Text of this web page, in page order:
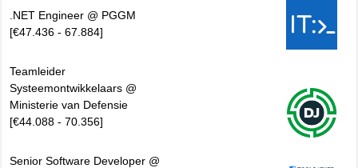
.NET Engineer @ PGGM
[€47.436 - 67.884]
Teamleider
Systeemontwikkelaars @
Ministerie van Defensie
[€44.088 - 70.356]
Senior Software Developer @